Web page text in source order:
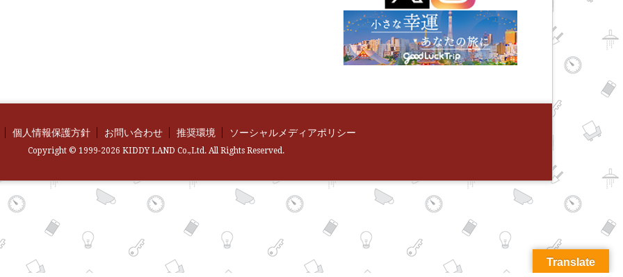
個人情報保護方針 お問い合わせ 推奨環境 ソーシャルメディアポリシー
Copyright © 1999-2026 KIDDY LAND Co.,Ltd. All Rights Reserved.
Translate